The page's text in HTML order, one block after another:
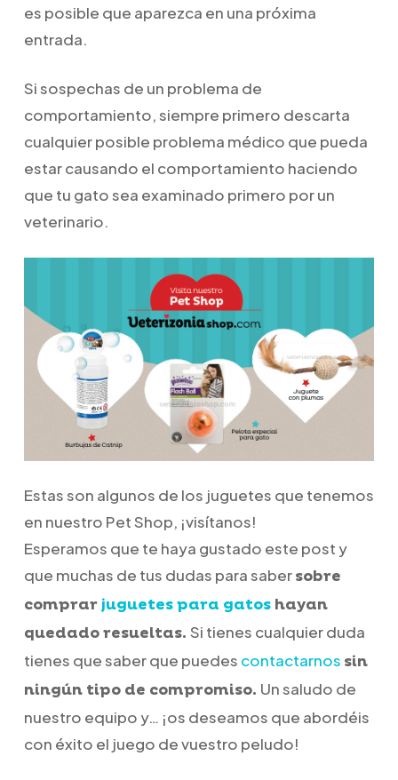
es posible que aparezca en una próxima
entrada.
Si sospechas de un problema de
comportamiento, siempre primero descarta
cualquier posible problema médico que pueda
estar causando el comportamiento haciendo
que tu gato sea examinado primero por un
veterinario.
Estas son algunos de los juguetes que tenemos
en nuestro Pet Shop, ¡visítanos!
Esperamos que te haya gustado este post y
que muchas de tus dudas para sabersobre
comprarjuguetes para gatoshayan
quedado resueltas. Si tienes cualquier duda
tienes que saber que puedes contactarnos sin
ningún tipo de compromiso. Un saludo de
nuestro equipo y… ¡os deseamos que abordéis
con éxito el juego de vuestro peludo!